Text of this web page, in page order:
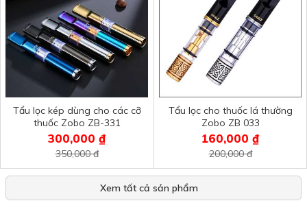
Tẩu lọc kép dùng cho các cỡ
thuốc Zobo ZB-331
300,000 ₫
350,000 đ
Tẩu lọc cho thuốc lá thường
Zobo ZB 033
160,000 ₫
200,000 đ
Xem tất cả sản phẩm